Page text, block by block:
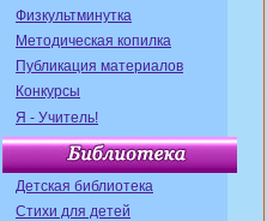
Физкультминутка
Методическая копилка
Публикация материалов
Конкурсы
Я - Учитель!
Детская библиотека
Стихи для детей